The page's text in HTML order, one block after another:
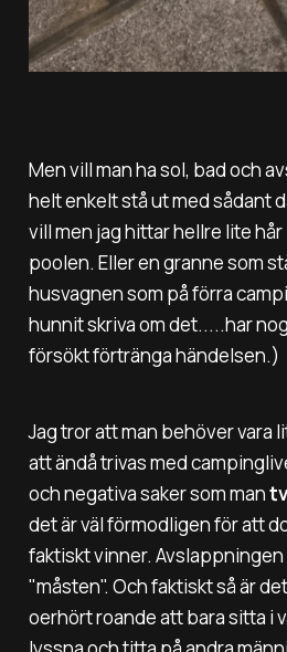
Men vill man ha sol, bad och
helt enkelt stå ut med sådant
vill men jag hittar hellre lite
poolen. Eller en granne som
husvagnen som på förra
hunnit skriva om det.....har
försökt förtränga händelsen.)
Jag tror att man behöver vara
att ändå trivas med
och negativa saker som man
det är väl förmodligen för att
faktiskt vinner.
"måsten". Och faktiskt så är
oerhört roande att bara sitta i